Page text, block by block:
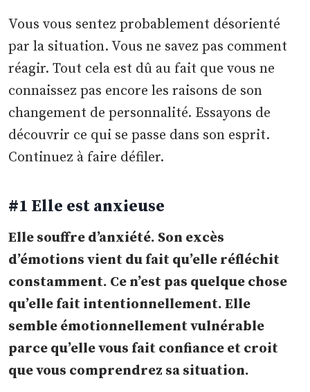
Vous vous sentez probablement désorienté
par la situation. Vous ne savez pas comment
réagir. Tout cela est dû au fait que vous ne
connaissez pas encore les raisons de son
changement de personnalité. Essayons de
découvrir ce qui se passe dans son esprit.
Continuez à faire défiler.
#1 Elle est anxieuse
Elle souffre d’anxiété. Son excès
d’émotions vient du fait qu’elle réfléchit
constamment. Ce n’est pas quelque chose
qu’elle fait intentionnellement. Elle
semble émotionnellement vulnérable
parce qu’elle vous fait confiance et croit
que vous comprendrez sa situation.